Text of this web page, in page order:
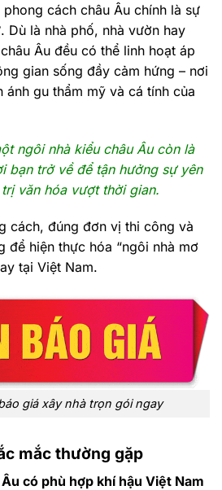
cách châu Âu chính là sự
Dù là nhà phố, nhà vườn hay
Âu đều có thể linh hoạt áp
gian sống đầy cảm hứng – nơi
ánh gu thẩm mỹ và cá tính của
ngôi nhà kiểu châu Âu còn là
bạn trở về để tận hưởng sự yên
văn hóa vượt thời gian.
cách, đúng đơn vị thi công và
để hiện thực hóa “ngôi nhà mơ
tại Việt Nam.
giá xây nhà trọn gói ngay
mắc thường gặp
có phù hợp khí hậu Việt Nam